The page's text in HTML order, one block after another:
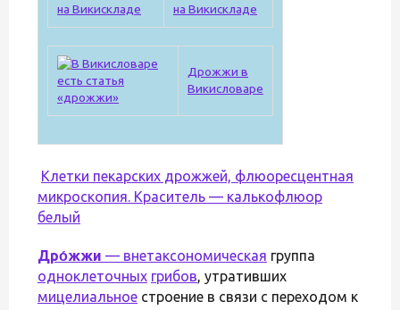
на Викискладе
Дрожжи в
Викисловаре
Клетки пекарских дрожжей, флюоресцентная
микроскопия. Краситель — калькофлюор
белый
Дро́жжи — внетаксономическая группа
одноклеточных грибов, утративших
мицелиальное строение в связи с переходом к